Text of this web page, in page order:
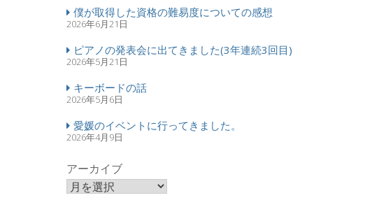
僕が取得した資格の難易度についての感想
2026年6月21日
ピアノの発表会に出てきました(3年連続3回目)
2026年5月21日
キーボードの話
2026年5月6日
愛媛のイベントに行ってきました。
2026年4月9日
アーカイブ